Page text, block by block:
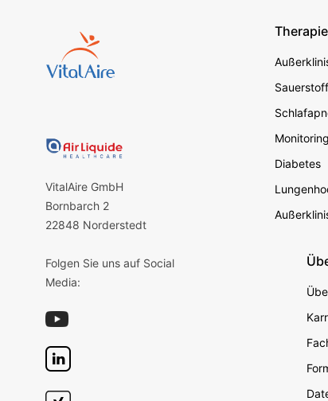
VitalAire GmbH
Bornbarch 2
22848 Norderstedt
Folgen Sie uns auf Social
Media:
Footer
Monitoring
Diabetes